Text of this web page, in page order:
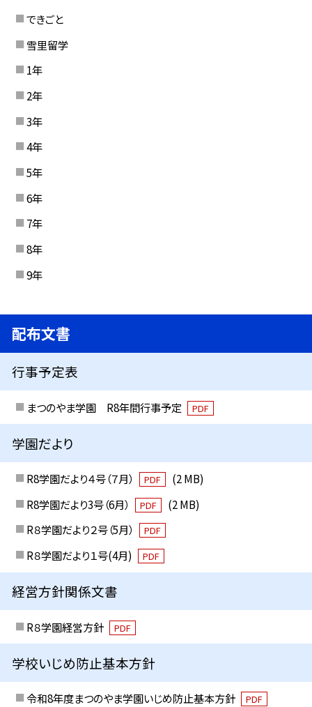
できごと
雪里留学
1年
2年
3年
4年
5年
6年
7年
8年
9年
配布文書
行事予定表
まつのやま学園 R8年間行事予定 PDF
学園だより
R8学園だより４号（７月） PDF
(2 MB)
R8学園だより3号（6月）
PDF
(2 MB)
R８学園だより２号（5月）
PDF
R８学園だより１号(4月) PDF
経営方針関係文書
R８学園経営方針 PDF
学校いじめ防止基本方針
令和8年度まつのやま学園いじめ防止基本方針 PDF